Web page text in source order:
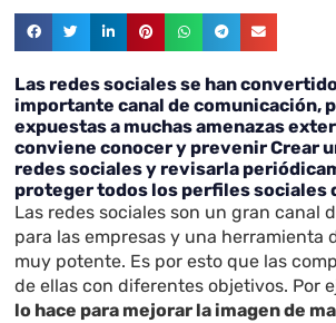
Las redes sociales se han
importante canal de comunicación,
expuestas a muchas amenazas
conviene conocer y prevenir Crear
redes sociales y revisarla
proteger todos los perfiles sociales
Las redes sociales son un gran canal
para las empresas y una herramienta
muy potente. Es por esto que las
de ellas con diferentes objetivos. Por
lo hace para mejorar la imagen de